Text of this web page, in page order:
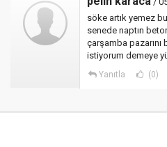
söke artık yemez
senede naptın
çarşamba
istiyorum demeye
Yanıtla (0)